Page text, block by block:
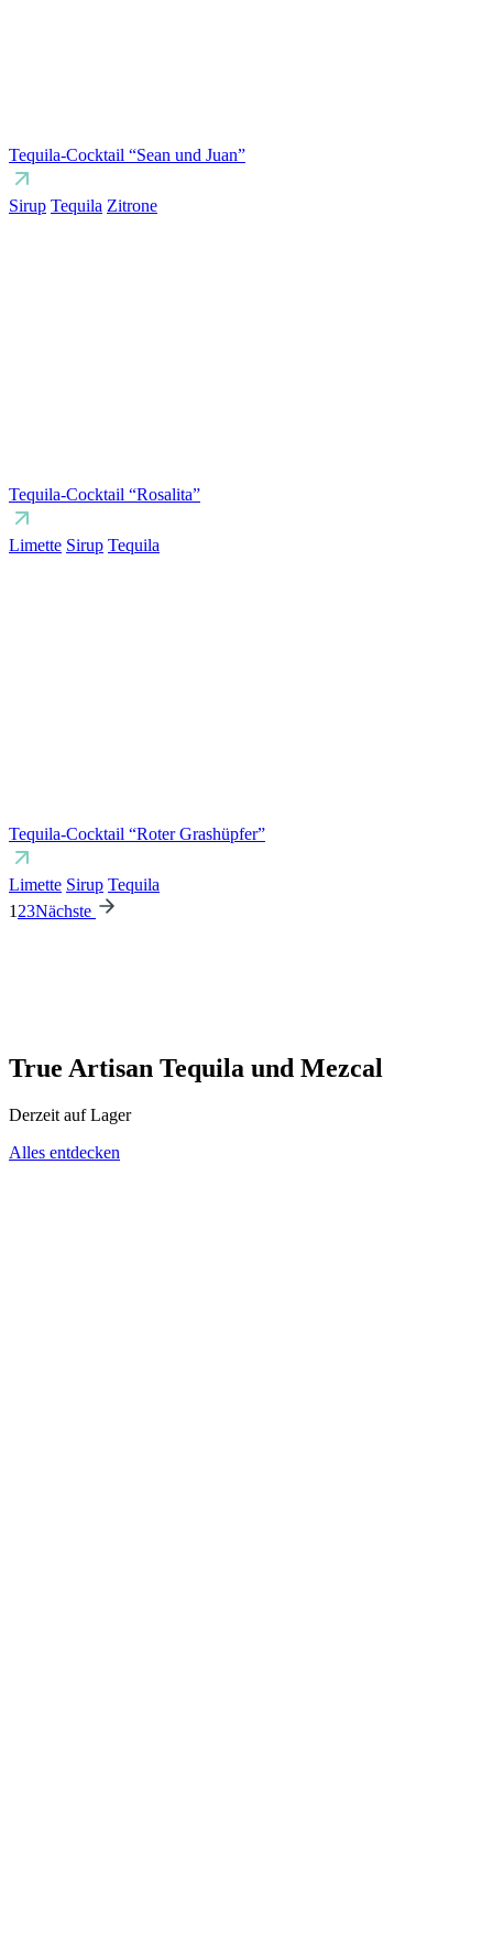
Tequila-Cocktail “Sean und Juan”
Sirup Tequila Zitrone
Tequila-Cocktail “Rosalita”
Limette Sirup Tequila
Tequila-Cocktail “Roter Grashüpfer”
Limette Sirup Tequila
1 23Nächste
True Artisan Tequila und Mezcal
Derzeit auf Lager
Alles entdecken